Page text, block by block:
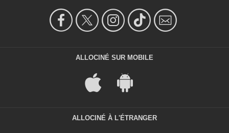
ALLOCINÉ SUR MOBILE
ALLOCINÉ À L'ÉTRANGER